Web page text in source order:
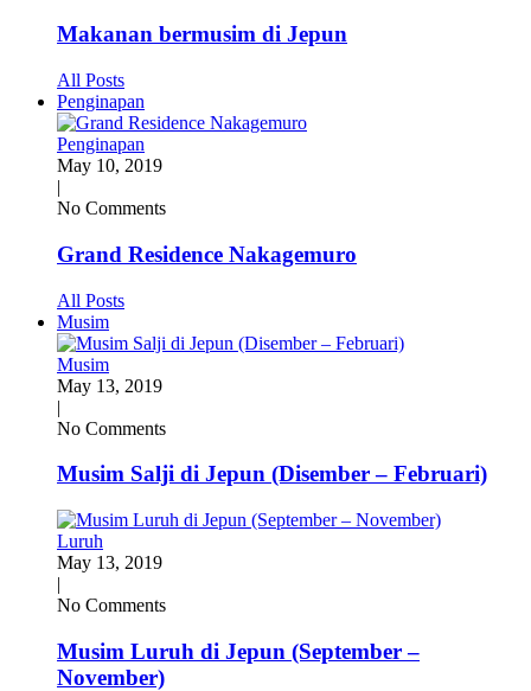
Makanan bermusim di Jepun
All Posts
Penginapan
Penginapan
May 10, 2019
|
No Comments
Grand Residence Nakagemuro
All Posts
Musim
Musim
May 13, 2019
|
No Comments
Musim Salji di Jepun (Disember – Februari)
Luruh
May 13, 2019
|
No Comments
Musim Luruh di Jepun (September –
November)